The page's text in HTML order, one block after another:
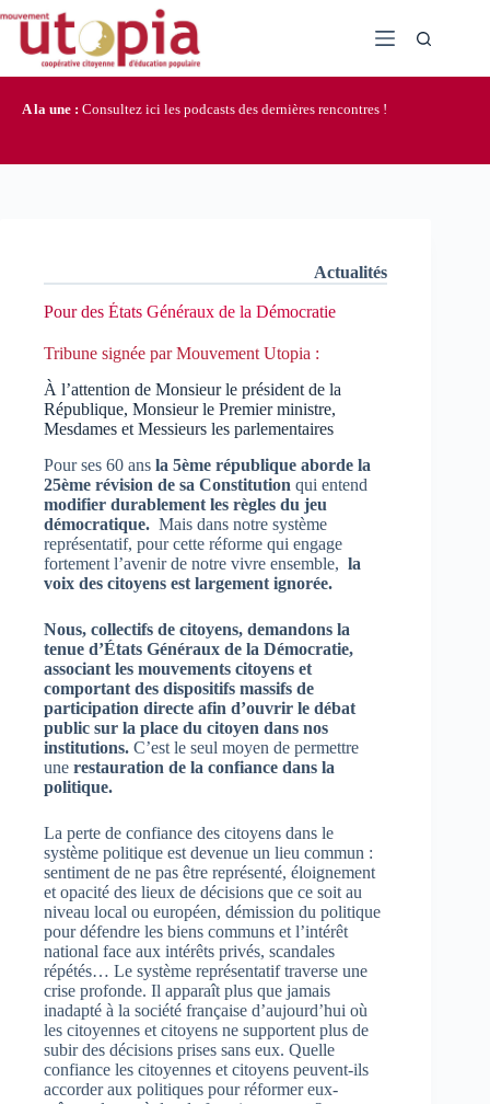
contenu
A la une : Consultez ici les podcasts des dernières rencontres !
Actualités
Pour des États Généraux de la Démocratie
Tribune signée par Mouvement Utopia :
À l’attention de Monsieur le président de la
République, Monsieur le Premier ministre,
Mesdames et Messieurs les parlementaires
Pour ses 60 ans la 5ème république aborde la
25ème révision de sa Constitution qui entend
modifier durablement les règles du jeu
démocratique. Mais dans notre système
représentatif, pour cette réforme qui engage
fortement l’avenir de notre vivre ensemble, la
voix des citoyens est largement ignorée.
Nous, collectifs de citoyens, demandons la
tenue d’États Généraux de la Démocratie,
associant les mouvements citoyens et
comportant des dispositifs massifs de
participation directe afin d’ouvrir le débat
public sur la place du citoyen dans nos
institutions. C’est le seul moyen de permettre
une restauration de la confiance dans la
politique.
La perte de confiance des citoyens dans le
système politique est devenue un lieu commun :
sentiment de ne pas être représenté, éloignement
et opacité des lieux de décisions que ce soit au
niveau local ou européen, démission du politique
pour défendre les biens communs et l’intérêt
national face aux intérêts privés, scandales
répétés… Le système représentatif traverse une
crise profonde. Il apparaît plus que jamais
inadapté à la société française d’aujourd’hui où
les citoyennes et citoyens ne supportent plus de
subir des décisions prises sans eux. Quelle
confiance les citoyennes et citoyens peuvent-ils
accorder aux politiques pour réformer eux-